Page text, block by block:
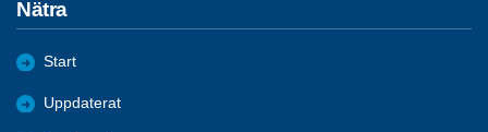
Nätra
Start
Uppdaterat